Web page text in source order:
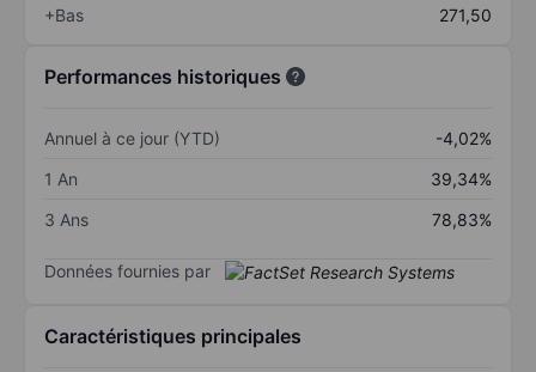
+Bas
271,50
Performances historiques
Annuel à ce jour (YTD)
-4,02%
1 An
39,34%
3 Ans
78,83%
Données fournies par
Caractéristiques principales